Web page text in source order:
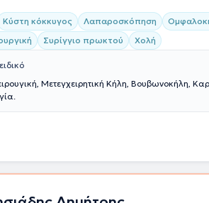
Κύστη κόκκυγος Λαπαροσκόπηση
Συρίγγιο πρωκτού Χολή
Μετεγχειρητική Κήλη, Βουβωνοκήλη,